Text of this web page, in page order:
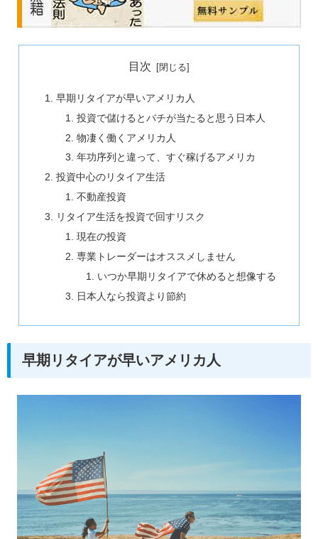
目次
早期リタイアが早いアメリカ人
投資で儲けるとバチが当たると思う日本人
物凄く働くアメリカ人
年功序列と違って、すぐ稼げるアメリカ
投資中心のリタイア生活
不動産投資
リタイア生活を投資で回すリスク
現在の投資
専業トレーダーはオススメしません
いつか早期リタイアで休めると想像する
日本人なら投資より節約
早期リタイアが早いアメリカ人